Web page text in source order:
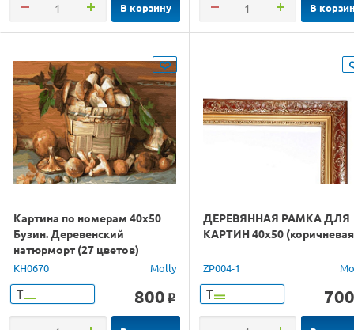
В корзину В
Картина по номерам 40х50
Бузин. Деревенский
натюрморт (27 цветов)
KH0670 Molly
Т 800 o
ДЕРЕВЯННАЯ РАМКА ДЛЯ
КАРТИН 40х50
ZP004-1
Т 700